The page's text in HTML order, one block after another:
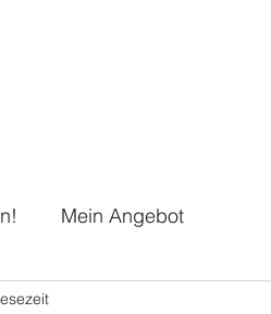
Mein Angebot